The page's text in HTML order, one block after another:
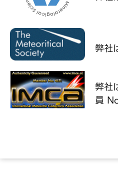
弊社
弊社
員